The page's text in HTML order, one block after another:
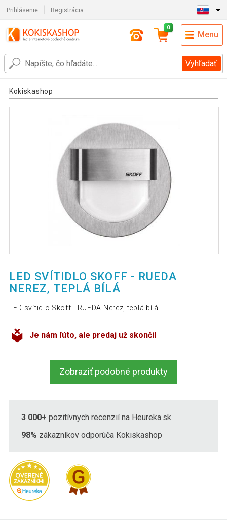
Prihlásenie Registrácia
Vyhľadať
0
Menu
Kokiskashop
LED SVÍTIDLO SKOFF - RUEDA
NEREZ, TEPLÁ BÍLÁ
LED svítidlo Skoff - RUEDA Nerez, teplá bílá
Je nám ľúto, ale predaj už skončil
Zobraziť podobné produkty
3 000+ pozitívnych recenzií na Heureka.sk
98% zákazníkov odporúča Kokiskashop